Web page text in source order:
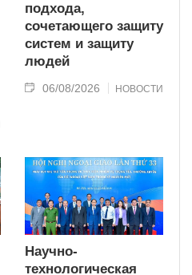
подхода,
сочетающего защиту
систем и защиту
людей
06/08/2026 НОВОСТИ
Научно-
технологическая